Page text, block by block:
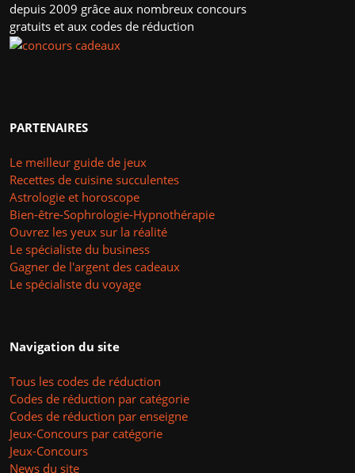
depuis 2009 grâce aux nombreux concours
gratuits et aux codes de réduction
PARTENAIRES
Le meilleur guide de jeux
Recettes de cuisine succulentes
Astrologie et horoscope
Bien-être-Sophrologie-Hypnothérapie
Ouvrez les yeux sur la réalité
Le spécialiste du business
Gagner de l'argent des cadeaux
Le spécialiste du voyage
Navigation du site
Tous les codes de réduction
Codes de réduction par catégorie
Codes de réduction par enseigne
Jeux-Concours par catégorie
Jeux-Concours
News du site